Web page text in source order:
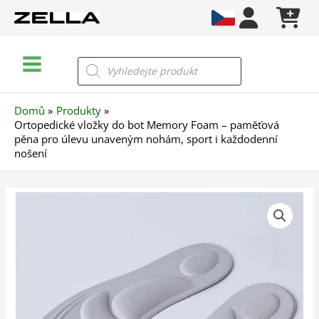
Menu
Products
search
Domů
Produkty
Ortopedické vložky do bot Memory Foam – paměťová
pěna pro úlevu unaveným nohám, sport i každodenní
nošení
paměťová